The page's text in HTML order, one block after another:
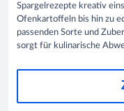
Spargelrezepte kreativ
Ofenkartoffeln bis hin zu
passenden Sorte und
sorgt für kulinarische